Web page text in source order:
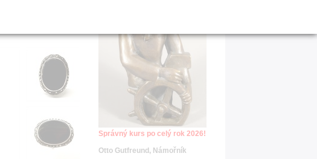
Správný kurs po celý rok 2026!
Otto Gutfreund, Námořník